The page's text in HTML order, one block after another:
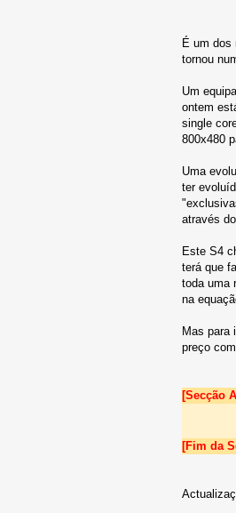
É um dos
tornou
Um
ontem
single
800x480
Uma
ter
através
Este S4
terá que
toda uma
na
Mas para
preço
[Secção
[Fim da